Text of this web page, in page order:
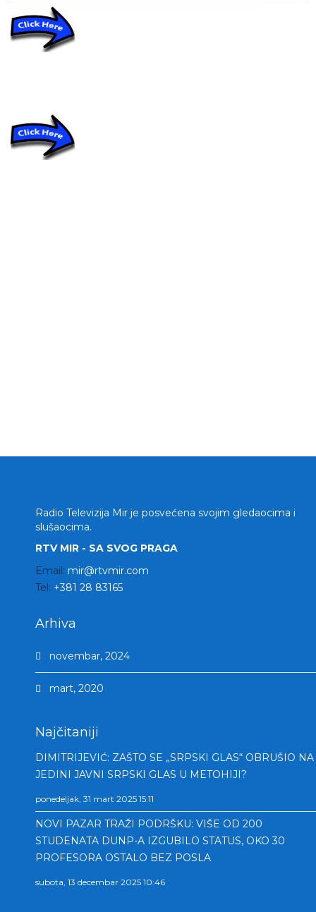
Radio Televizija Mir je posvećena svojim gledaocima i
slušaocima.
RTV MIR - SA SVOG PRAGA
Email: mir@rtvmir.com
Tel: +381 28 83165
Arhiva
novembar, 2024
mart, 2020
Najčitaniji
DIMITRIJEVIĆ: ZAŠTO SE „SRPSKI GLAS“ OBRUŠIO NA
JEDINI JAVNI SRPSKI GLAS U METOHIJI?
ponedeljak, 31 mart 2025 15:11
NOVI PAZAR TRAŽI PODRŠKU: VIŠE OD 200
STUDENATA DUNP-A IZGUBILO STATUS, OKO 30
PROFESORA OSTALO BEZ POSLA
subota, 13 decembar 2025 10:46